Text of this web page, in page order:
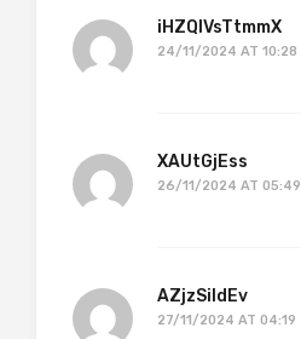
iHZQlVsTtmmX
24/11/2024 AT 10:28
XAUtGjEss
26/11/2024 AT 05:49
AZjzSiIdEv
27/11/2024 AT 04:19